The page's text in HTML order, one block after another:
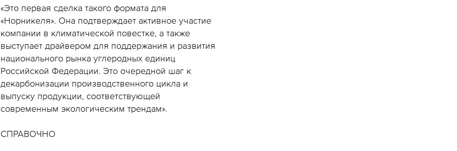
«Это первая сделка такого формата для
«Норникеля». Она подтверждает активное участие
компании в климатической повестке, а также
выступает драйвером для поддержания и развития
национального рынка углеродных единиц
Российской Федерации. Это очередной шаг к
декарбонизации производственного цикла и
выпуску продукции, соответствующей
современным экологическим трендам».
СПРАВОЧНО